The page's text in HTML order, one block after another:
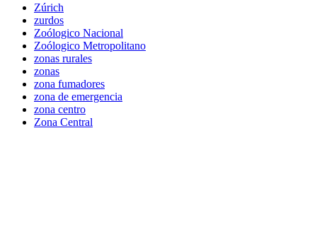
Zúrich
zurdos
Zoólogico Nacional
Zoólogico Metropolitano
zonas rurales
zonas
zona fumadores
zona de emergencia
zona centro
Zona Central